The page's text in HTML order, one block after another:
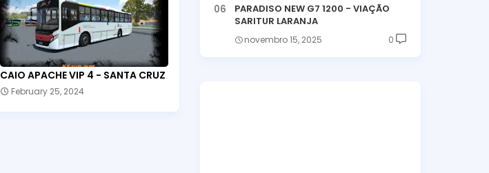
CAIO APACHE VIP 4 - SANTA CRUZ
February 25, 2024
PARADISO NEW G7 1200 - VIAÇÃO
SARITUR LARANJA
novembro 15, 2025 0